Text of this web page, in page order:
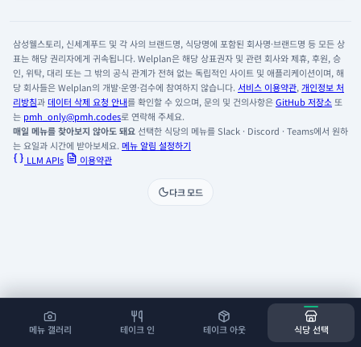
메뉴 갤러리 테이크 인 테이크 아웃 식당 선택
삼성웰스토리, 신세계푸드 및 각 사의 브랜드명, 식당명에 포함된 회사명·브랜드명 등 모든 상
표는 해당 권리자에게 귀속됩니다. Welplan은 해당 상표권자 및 관련 회사와 제휴, 후원, 승
인, 위탁, 대리 또는 그 밖의 공식 관계가 전혀 없는 독립적인 사이트 및 애플리케이션이며, 해
당 회사들은 Welplan의 개발·운영·검수에 참여하지 않습니다. 서비스 이용약관, 개인정보 처
리방침과데이터 삭제 요청 안내를 확인할 수 있으며, 문의 및 건의사항은GitHub 저장소 또
는 pmh_only@pmh.codes로 연락해 주세요.
매일 메뉴를 찾아보지 않아도 돼요선택한 식당의 메뉴를 Slack · Discord · Teams에서 원하
는 요일과 시간에 받아보세요. 메뉴 알림 설정하기
LLM APIs
이용약관
다크 모드